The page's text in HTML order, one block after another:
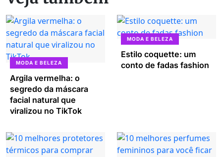
MODA E BELEZA
Argila vermelha: o
segredo da máscara
facial natural que
viralizou no TikTok
MODA E BELEZA
Estilo coquette: um
conto de fadas fashion